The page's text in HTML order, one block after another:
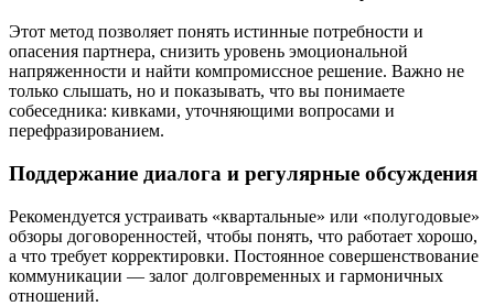
Этот метод позволяет понять истинные потребности и
опасения партнера, снизить уровень эмоциональной
напряженности и найти компромиссное решение. Важно не
только слышать, но и показывать, что вы понимаете
собеседника: кивками, уточняющими вопросами и
перефразированием.
Поддержание диалога и регулярные обсуждения
Рекомендуется устраивать «квартальные» или «полугодовые»
обзоры договоренностей, чтобы понять, что работает хорошо,
а что требует корректировки. Постоянное совершенствование
коммуникации — залог долговременных и гармоничных
отношений.